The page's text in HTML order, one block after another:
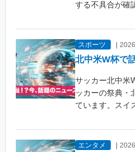
する不具合が確
スポーツ |
北中米W杯で
サッカー北中米
ッカーの祭典・
ています。スイ
エンタメ |